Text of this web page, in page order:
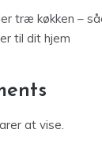
træ køkken –
til dit hjem
at vise.